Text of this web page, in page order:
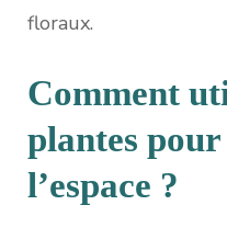
floraux.
Comment
plantes
l’espace ?